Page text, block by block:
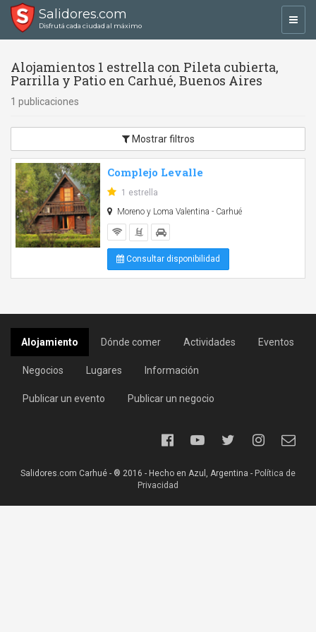
Salidores.com
Disfrutá cada ciudad al máximo
Alojamientos 1 estrella con Pileta cubierta,
Parrilla y Patio en Carhué, Buenos Aires
1 publicaciones
Mostrar filtros
Complejo Levalle
1 estrella
Moreno y Loma Valentina - Carhué
Consultar disponibilidad
Alojamiento Dónde comer Actividades Eventos
Negocios Lugares Información
Publicar un evento Publicar un negocio
Salidores.com Carhué - ® 2016 - Hecho en Azul, Argentina - Política de
Privacidad